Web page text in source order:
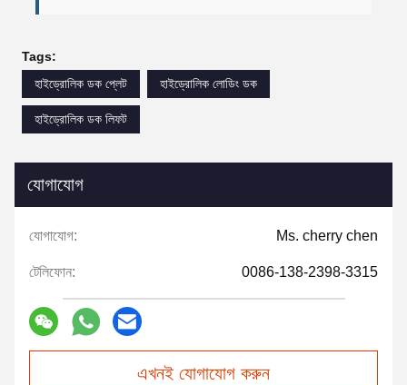
Tags:
হাইড্রোলিক ডক প্লেট
হাইড্রোলিক লোডিং ডক
হাইড্রোলিক ডক লিফট
যোগাযোগ
যোগাযোগ: Ms. cherry chen
টেলিফোন: 0086-138-2398-3315
এখনই যোগাযোগ করুন